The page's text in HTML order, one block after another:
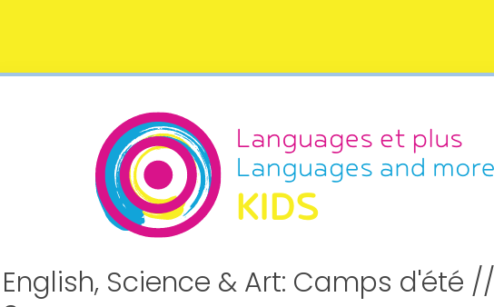
English, Science & Art: Camps d'été //